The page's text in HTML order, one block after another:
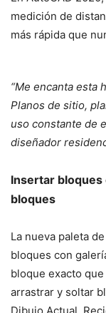
medición de
más rápida que
“Me encanta esta
Planos de sitio,
uso constante de
diseñador
Insertar
bloques
La nueva paleta
bloques con
bloque exacto
arrastrar y soltar